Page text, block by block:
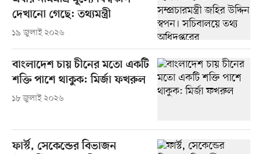
দেখানো গেছে: তথ্যমন্ত্রী
১৯ জুলাই ২০২৬
বাংলাদেশ চায় চীনের মতো একটি
শক্তি পাশে থাকুক: মির্জা ফখরুল
১৮ জুলাই ২০২৬
ফার্স্ট, সেকেন্ডের বিভাজন